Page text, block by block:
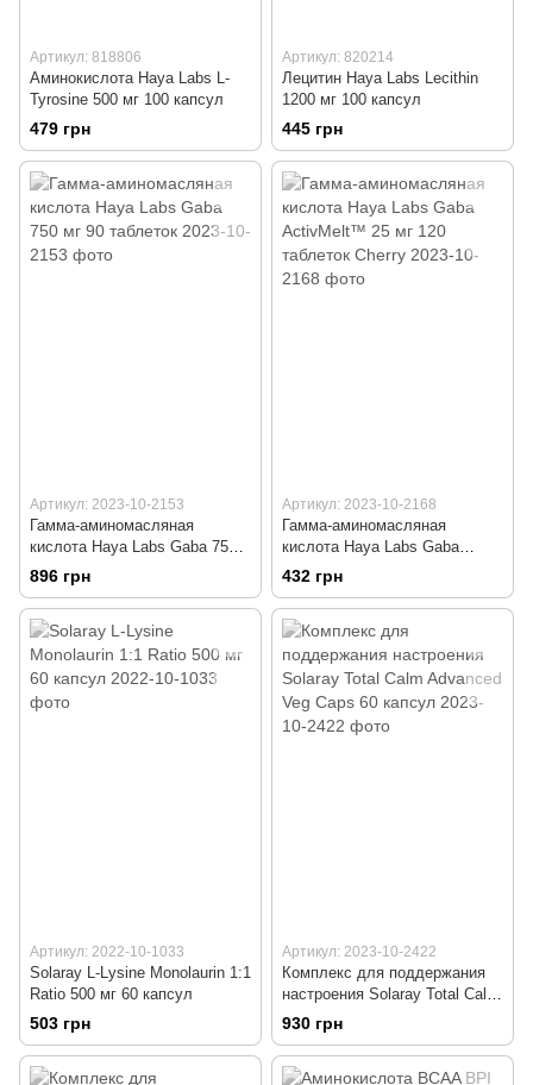
Артикул: 818806
Аминокислота Haya Labs L-
Tyrosine 500 мг 100 капсул
479 грн
Артикул: 820214
Лецитин Haya Labs Lecithin
1200 мг 100 капсул
445 грн
Артикул: 2023-10-2153
Гамма-аминомасляная
кислота Haya Labs Gaba 750
мг 90 таблеток
896 грн
Артикул: 2023-10-2168
Гамма-аминомасляная
кислота Haya Labs Gaba
ActivMelt™ 25 мг 120 таблеток
Cherry
432 грн
Артикул: 2022-10-1033
Solaray L-Lysine Monolaurin 1:1
Ratio 500 мг 60 капсул
503 грн
Артикул: 2023-10-2422
Комплекс для поддержания
настроения Solaray Total Calm
Advanced Veg Caps 60 капсул
930 грн